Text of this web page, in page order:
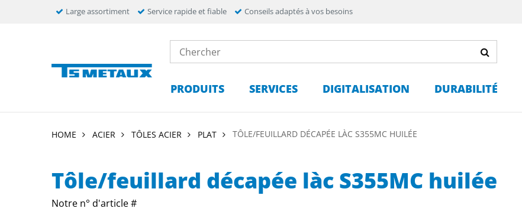
Large assortiment Service rapide et fiable Conseils adaptés à vos besoins
PRODUITS SERVICES DIGITALISATION DURABILITÉ
HOME ACIER TÔLES ACIER PLAT TÔLE/FEUILLARD DÉCAPÉE LÀC S355MC HUILÉE
Tôle/feuillard décapée làc S355MC huilée
Notre n° d'article #